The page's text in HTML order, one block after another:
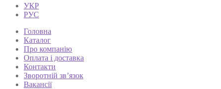
УКР
РУС
Головна
Каталог
Про компанію
Оплата і доставка
Контакти
Зворотній зв’язок
Вакансії